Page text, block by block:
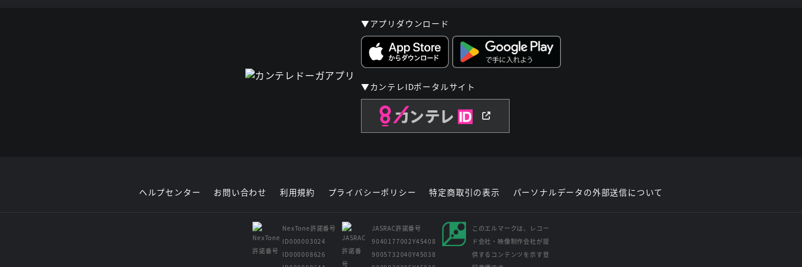
▼アプリダウンロード
▼カンテレIDポータルサイト
ヘルプセンター お問い合わせ 利用規約 プライバシーポリシー 特定商取引の表示 パーソナルデータの外部送信について
NexTone許諾番号
ID000003024
ID000008626
JASRAC許諾番号
9040177002Y45408
9005732040Y45038
このエルマークは、レコー
ド会社・映像制作会社が提
供するコンテンツを示す登